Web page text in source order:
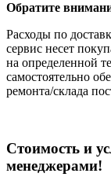
Обратите
Расходы по
сервис несет
на определенной
самостоятельно
ремонта/склада
Cтоимость и
менеджерами!